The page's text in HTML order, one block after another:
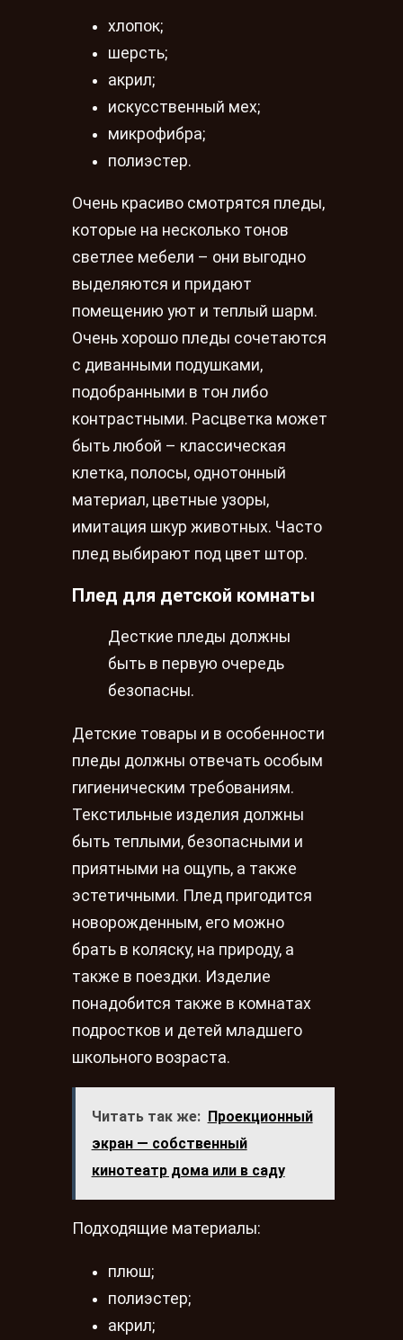
хлопок;
шерсть;
акрил;
искусственный мех;
микрофибра;
полиэстер.
Очень красиво смотрятся пледы,
которые на несколько тонов
светлее мебели – они выгодно
выделяются и придают
помещению уют и теплый шарм.
Очень хорошо пледы сочетаются
с диванными подушками,
подобранными в тон либо
контрастными. Расцветка может
быть любой – классическая
клетка, полосы, однотонный
материал, цветные узоры,
имитация шкур животных. Часто
плед выбирают под цвет штор.
Плед для детской комнаты
Десткие пледы должны
быть в первую очередь
безопасны.
Детские товары и в особенности
пледы должны отвечать особым
гигиеническим требованиям.
Текстильные изделия должны
быть теплыми, безопасными и
приятными на ощупь, а также
эстетичными. Плед пригодится
новорожденным, его можно
брать в коляску, на природу, а
также в поездки. Изделие
понадобится также в комнатах
подростков и детей младшего
школьного возраста.
Читать так же:
Проекционный
экран — собственный
кинотеатр дома или в саду
Подходящие материалы:
плюш;
полиэстер;
акрил;